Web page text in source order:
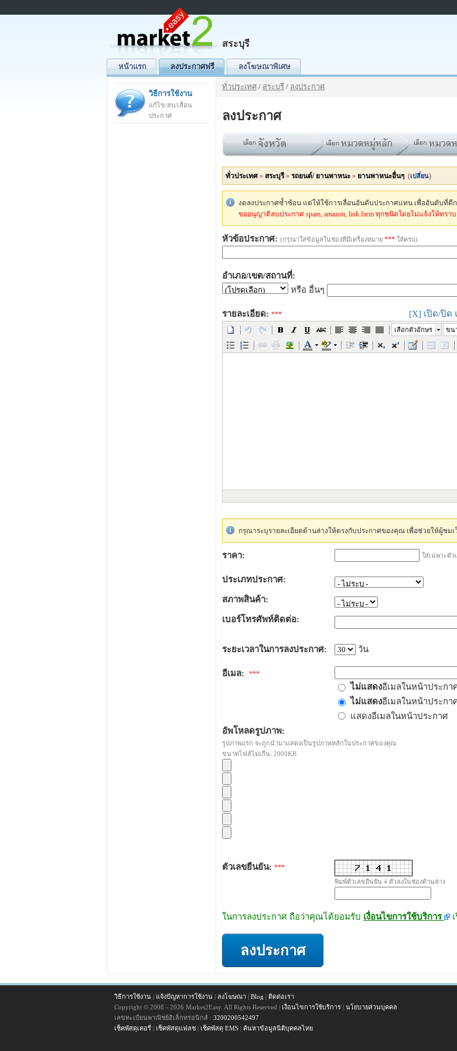
สระบุรี
หน้าแรก ลงประกาศฟรี ลงโฆษณาพิเศษ
วิธีการใช้งาน
แก้ไข/ลบ/เลื่อน
ประกาศ
ทั่วประเทศ / สระบุรี / ลงประกาศ
ลงประกาศ
ทั่วประเทศ » สระบุรี» รถยนต์/ ยานพาหนะ » ยานพาหนะอื่นๆ (เปลี่ยน)
งดลงประกาศซ้ำซ้อน แต่ให้ใช้การเลื่อนอันดับประกาศแทน เพื่ออันดับที่ดี
ขออนุญาติลบประกาศ spam, amazon, link farm ทุกชนิดโดยไม่แจ้งให้ทรา
หัวข้อประกาศ: (กรุณาใส่ข้อมูลในช่องที่มีเครื่องหมาย *** ให้ครบ)
อำเภอ/เขต/สถานที่:
หรือ อื่นๆ
รายละเอียด: *** [X] เปิด/ปิด
เลือกตัวอักษร ขน
กรุณาระบุรายละเอียดด้านล่างให้ตรงกับประกาศของคุณ เพื่อช่วยให้ผู้ช
ราคา: ใส่เฉพาะตัว
ประเภทประกาศ:
สภาพสินค้า:
เบอร์โทรศัพท์ติดต่อ:
ระยะเวลาในการลงประกาศ: วัน
อีเมล: ***
ไม่แสดงอีเมลในหน้าประกา
ไม่แสดงอีเมลในหน้าประก
แสดงอีเมลในหน้าประกาศ
อัพโหลดรูปภาพ:
รูปภาพแรก จะถูกนำมาแสดงเป็นรูปภาพหลักในประกาศของคุณ
ขนาดไฟล์ไม่เกืน: 2000KB
ตัวเลขยืนยัน: ***
พิมพ์ตัวเลขยืนยัน 4 ตัวลงในช่องด้านล่าง
ในการลงประกาศ ถือว่าคุณได้ยอมรับ เงื่อนไขการใช้บริการ
ลงประกาศ
วิธีการใช้งาน| แจ้งปัญหาการใช้งาน| ลงโฆษณา| Blog | ติดต่อเรา
Copyright © 2008 - 2026 Market2Easy. All Rights Reserved | เงื่อนไขการใช้บริการ| นโยบายส่วนบุคคล
เลขทะเบียนพาณิชย์อิเล็กทรอนิกส์ : 3200200542497
เช็คพัสดุเคอรี่| เช็คพัสดุแฟลช| เช็คพัสดุ EMS| ค้นหาข้อมูลนิติบุคคลไทย